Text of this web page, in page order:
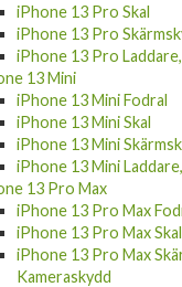
iPhone 13 Pro Skal
iPhone 13 Pro
iPhone 13 Pro
13 Mini
iPhone 13 Mini Fodral
iPhone 13 Mini Skal
iPhone 13 Mini
iPhone 13 Mini
13 Pro Max
iPhone 13 Pro Max
iPhone 13 Pro Max Skal
iPhone 13 Pro Max
Kameraskydd